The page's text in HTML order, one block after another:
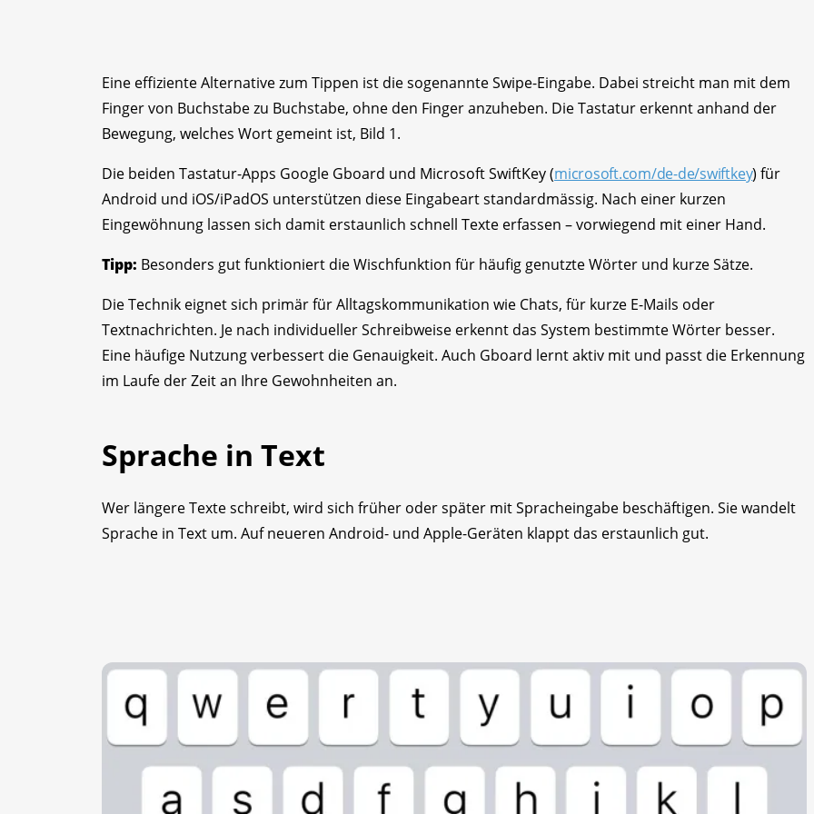
Eine effiziente Alternative zum Tippen ist die sogenannte Swipe-Eingabe. Dabei streicht man mit dem
Finger von Buchstabe zu Buchstabe, ohne den Finger anzuheben. Die Tastatur erkennt anhand der
Bewegung, welches Wort gemeint ist, Bild 1.
Die beiden Tastatur-Apps Google Gboard und Microsoft SwiftKey (microsoft.com/de-de/swiftkey) für
Android und iOS/iPadOS unterstützen diese Eingabeart standard­mässig. Nach einer kurzen
Eingewöhnung lassen sich damit erstaunlich schnell Texte erfassen – vorwiegend mit einer Hand.
Tipp: Besonders gut funktioniert die Wischfunktion für häufig genutzte Wörter und kurze Sätze.
Die Technik eignet sich primär für Alltagskommunikation wie Chats, für kurze E-Mails oder
Textnachrichten. Je nach individueller Schreibweise erkennt das System bestimmte Wörter besser.
Eine häufige Nutzung verbessert die Genauigkeit. Auch Gboard lernt aktiv mit und passt die Erkennung
im Laufe der Zeit an Ihre Gewohnheiten an.
Sprache in Text
Wer längere Texte schreibt, wird sich früher oder später mit Spracheingabe beschäftigen. Sie wandelt
Sprache in Text um. Auf neueren Android- und Apple-Geräten klappt das erstaunlich gut.